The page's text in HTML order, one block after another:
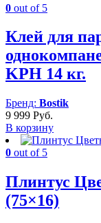
0 out of 5
Клей для
KPH 14 кг.
Бренд: Bostik
9 999 Руб.
В корзину
0 out of 5
Плинтус
(75×16)